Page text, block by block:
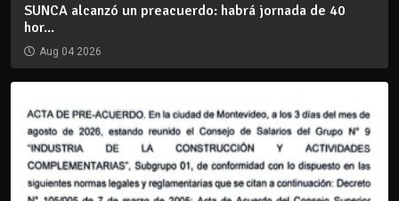
SUNCA alcanzó un preacuerdo: habrá jornada de 40
hor...
Aug 04 2026